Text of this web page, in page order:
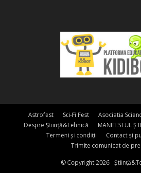
Astrofest Sci-Fi Fest
Asociatia
Despre Știință&Tehnică
MANIFESTUL
Termeni și condiții
Contact și
Trimite comunicat de
© Copyright 2026 -